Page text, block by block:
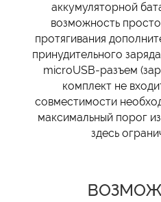
аккумуляторной
возможность
протягивания
принудительного
microUSB-разъем
комплект не
совместимости
максимальный порог
здесь